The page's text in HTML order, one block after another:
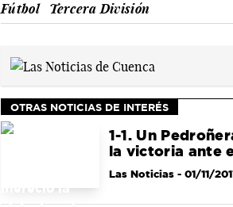
Fútbol
Tercera División
OTRAS NOTICIAS DE INTERÉS
1-1. Un
la victoria ante
Las Noticias- 01/11/